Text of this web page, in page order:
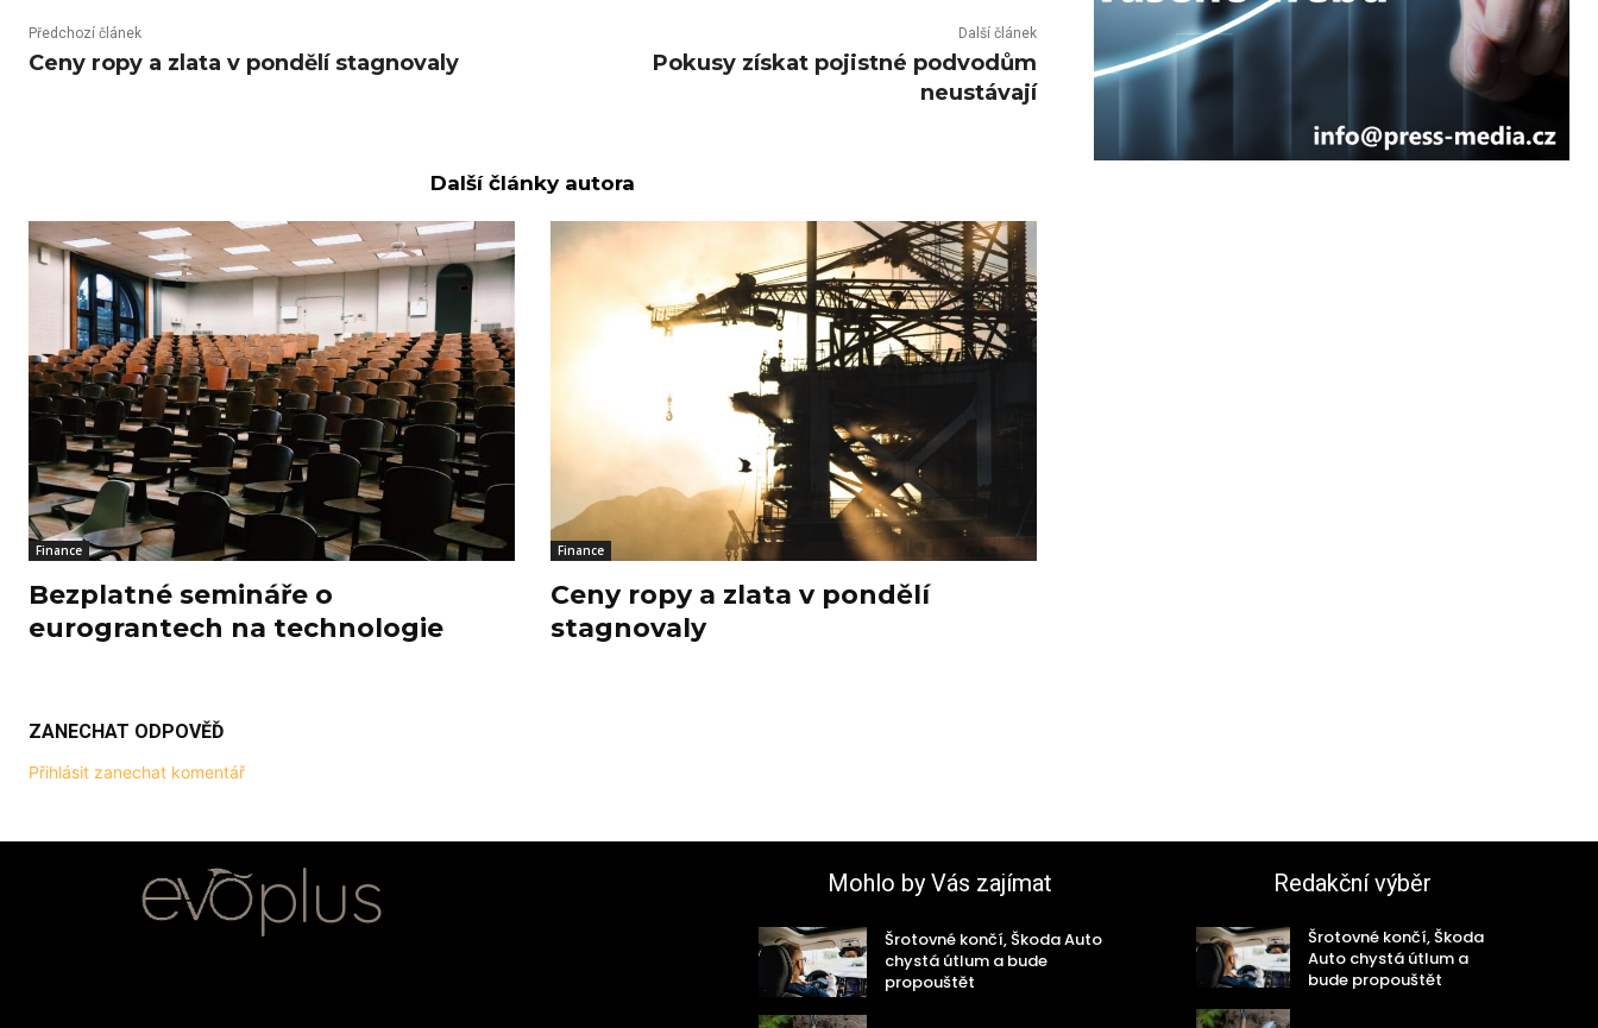
Předchozí článek
Ceny ropy a zlata v pondělí stagnovaly
Další článek
Pokusy získat pojistné podvodům
neustávají
Další články autora
Finance
Bezplatné semináře o
eurograntech na technologie
Finance
Ceny ropy a zlata v pondělí
stagnovaly
ZANECHAT ODPOVĚĎ
Přihlásit zanechat komentář
plus Mohlo by Vás zajímat
Šrotovné končí, Škoda Auto
chystá útlum a bude
propouštět
Redakční výběr
Šrotovné končí, Škoda
Auto chystá útlum a
bude propouštět